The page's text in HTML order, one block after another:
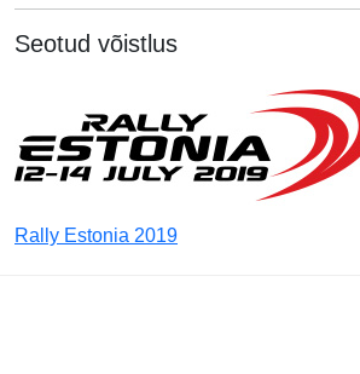
Seotud võistlus
Rally Estonia 2019